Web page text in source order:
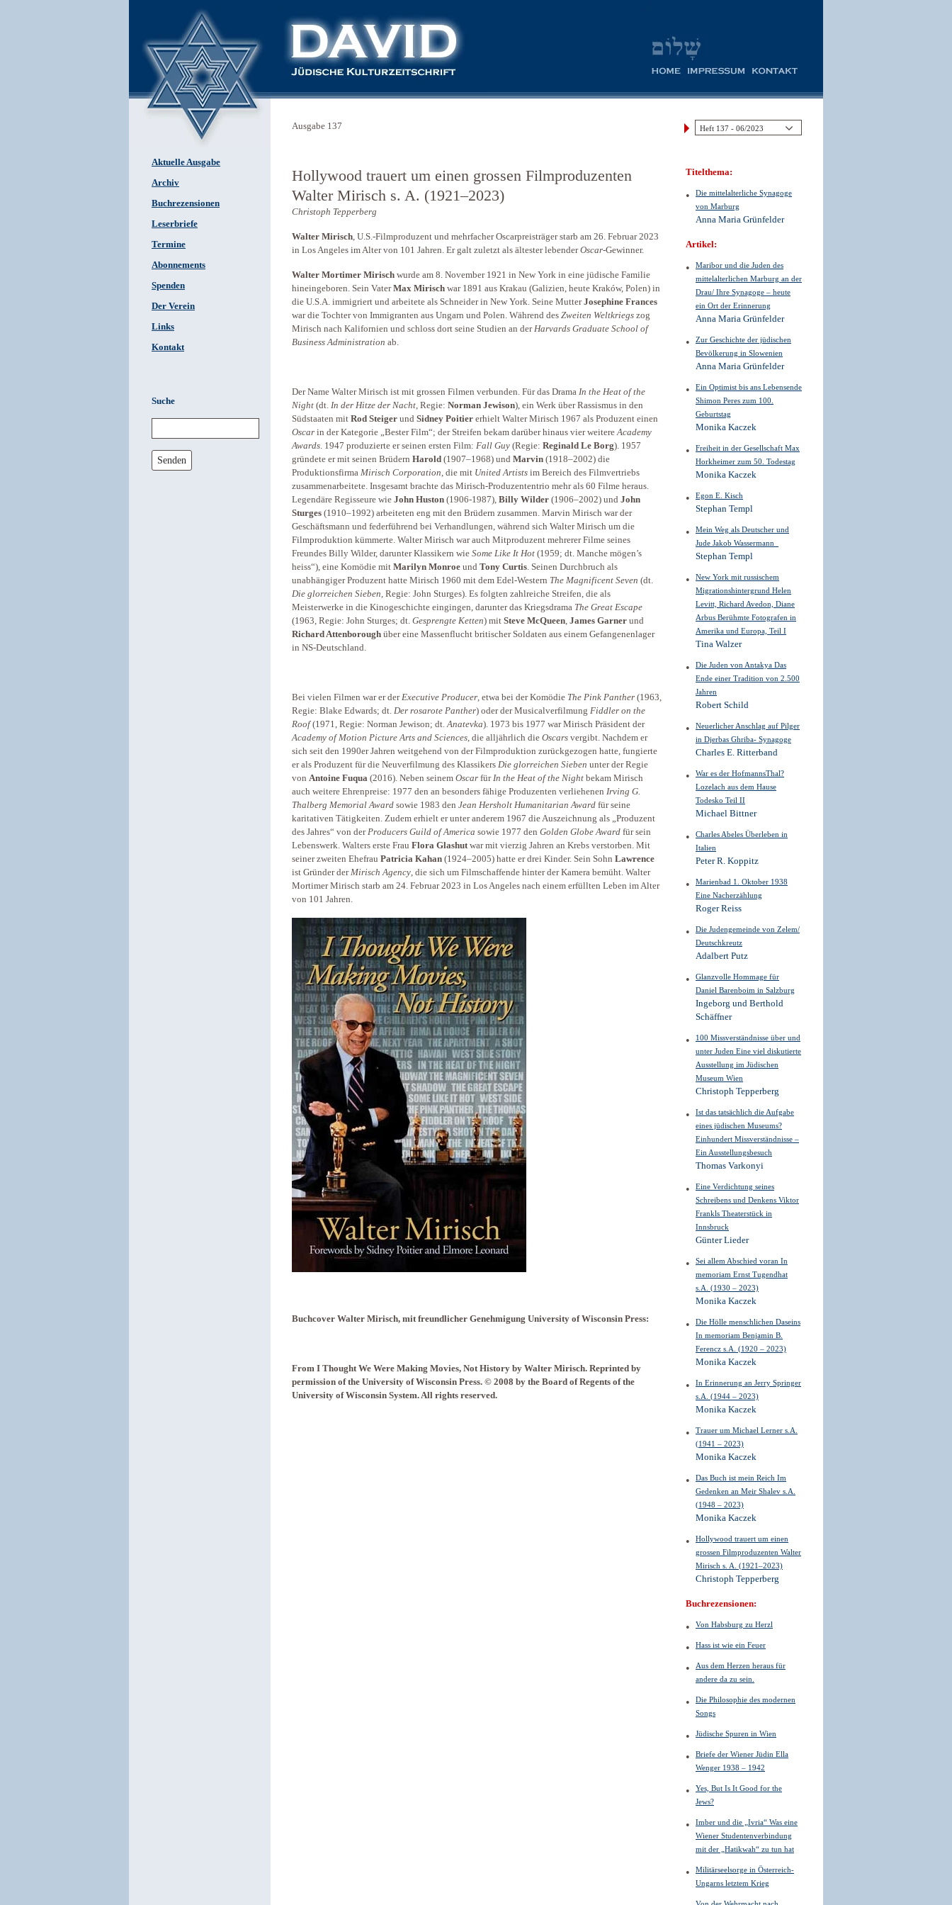
Aktuelle Ausgabe
Archiv
Buchrezensionen
Leserbriefe
Termine
Abonnements
Spenden
Der Verein
Links
Kontakt
Suche
Senden
Ausgabe 137
Hollywood trauert um einen grossen Filmproduzenten
Walter Mirisch s. A. (1921–2023)
Christoph Tepperberg
Walter Mirisch, U.S.-Filmproduzent und mehrfacher Oscarpreisträger starb am 26. Februar 2023
in Los Angeles im Alter von 101 Jahren. Er galt zuletzt als ältester lebenderOscar-Gewinner.
Walter Mortimer Mirisch wurde am 8. November 1921 in New York in eine jüdische Familie
hineingeboren. Sein VaterMax Mirisch war 1891 aus Krakau (Galizien, heute Kraków, Polen) in
die U.S.A. immigriert und arbeitete als Schneider in New York. Seine MutterJosephine Frances
war die Tochter von Immigranten aus Ungarn und Polen. Während des Zweiten Weltkriegs zog
Mirisch nach Kalifornien und schloss dort seine Studien an derHarvards Graduate School of
Business Administration ab.
Der Name Walter Mirisch ist mit grossen Filmen verbunden. Für das Drama In the Heat of the
Night (dt. In der Hitze der Nacht, Regie: Norman Jewison), ein Werk über Rassismus in den
Südstaaten mit Rod Steiger und Sidney Poitier erhielt Walter Mirisch 1967 als Produzent einen
Oscar in der Kategorie „Bester Film“; der Streifen bekam darüber hinaus vier weitereAcademy
Awards. 1947 produzierte er seinen ersten Film: Fall Guy (Regie: Reginald Le Borg). 1957
gründete er mit seinen Brüdern Harold (1907–1968) und Marvin (1918–2002) die
Produktionsfirma Mirisch Corporation, die mit United Artists im Bereich des Filmvertriebs
zusammenarbeitete. Insgesamt brachte das Mirisch-Produzententrio mehr als 60 Filme heraus.
Legendäre Regisseure wie John Huston (1906-1987), Billy Wilder (1906–2002) und John
Sturges (1910–1992) arbeiteten eng mit den Brüdern zusammen. Marvin Mirisch war der
Geschäftsmann und federführend bei Verhandlungen, während sich Walter Mirisch um die
Filmproduktion kümmerte. Walter Mirisch war auch Mitproduzent mehrerer Filme seines
Freundes Billy Wilder, darunter Klassikern wie Some Like It Hot (1959; dt. Manche mögen’s
heiss“), eine Komödie mit Marilyn Monroe und Tony Curtis. Seinen Durchbruch als
unabhängiger Produzent hatte Mirisch 1960 mit dem Edel-Western The Magnificent Seven (dt.
Die glorreichen Sieben, Regie: John Sturges). Es folgten zahlreiche Streifen, die als
Meisterwerke in die Kinogeschichte eingingen, darunter das Kriegsdrama The Great Escape
(1963, Regie: John Sturges; dt. Gesprengte Ketten) mit Steve McQueen, James Garner und
Richard Attenborough über eine Massenflucht britischer Soldaten aus einem Gefangenenlager
in NS-Deutschland.
Bei vielen Filmen war er derExecutive Producer, etwa bei der Komödie The Pink Panther (1963,
Regie: Blake Edwards; dt. Der rosarote Panther) oder der Musicalverfilmung Fiddler on the
Roof(1971, Regie: Norman Jewison; dt.Anatevka). 1973 bis 1977 war Mirisch Präsident der
Academy of Motion Picture Arts and Sciences, die alljährlich die Oscars vergibt. Nachdem er
sich seit den 1990er Jahren weitgehend von der Filmproduktion zurückgezogen hatte, fungierte
er als Produzent für die Neuverfilmung des Klassikers Die glorreichen Sieben unter der Regie
von Antoine Fuqua (2016). Neben seinem Oscar fürIn the Heat of the Night bekam Mirisch
auch weitere Ehrenpreise: 1977 den an besonders fähige Produzenten verliehenen Irving G.
Thalberg Memorial Award sowie 1983 den Jean Hersholt Humanitarian Award für seine
karitativen Tätigkeiten. Zudem erhielt er unter anderem 1967 die Auszeichnung als „Produzent
des Jahres“ von derProducers Guild of America sowie 1977 den Golden Globe Award für sein
Lebenswerk. Walters erste Frau Flora Glashutwar mit vierzig Jahren an Krebs verstorben. Mit
seiner zweiten Ehefrau Patricia Kahan (1924–2005) hatte er drei Kinder. Sein Sohn Lawrence
ist Gründer derMirisch Agency, die sich um Filmschaffende hinter der Kamera bemüht. Walter
Mortimer Mirisch starb am 24. Februar 2023 in Los Angeles nach einem erfüllten Leben im Alter
von 101 Jahren.
Buchcover Walter Mirisch, mit freundlicher Genehmigung University of Wisconsin Press:
From I Thought We Were Making Movies, Not History by Walter Mirisch. Reprinted by
permission of the University of Wisconsin Press. © 2008 by the Board of Regents of the
University of Wisconsin System. All rights reserved.
Titelthema:
Die mittelalterliche Synagoge
von Marburg
Anna Maria Grünfelder
Artikel:
Maribor und die Juden des
mittelalterlichen Marburg an der
Drau/ Ihre Synagoge – heute
ein Ort der Erinnerung
Anna Maria Grünfelder
Zur Geschichte der jüdischen
Bevölkerung in Slowenien
Anna Maria Grünfelder
Ein Optimist bis ans Lebensende
Shimon Peres zum 100.
Geburtstag
Monika Kaczek
Freiheit in der Gesellschaft Max
Horkheimer zum 50. Todestag
Monika Kaczek
Egon E. Kisch
Stephan Templ
Mein Weg als Deutscher und
Jude Jakob Wassermann
Stephan Templ
New York mit russischem
Migrationshintergrund Helen
Levitt, Richard Avedon, Diane
Arbus Berühmte Fotografen in
Amerika und Europa, Teil I
Tina Walzer
Die Juden von Antakya Das
Ende einer Tradition von 2.500
Jahren
Robert Schild
Neuerlicher Anschlag auf Pilger
in Djerbas Ghriba- Synagoge
Charles E. Ritterband
War es der HofmannsThal?
Lozelach aus dem Hause
Todesko Teil II
Michael Bittner
Charles Abeles Überleben in
Italien
Peter R. Koppitz
Marienbad 1. Oktober 1938
Eine Nacherzählung
Roger Reiss
Die Judengemeinde von Zelem/
Deutschkreutz
Adalbert Putz
Glanzvolle Hommage für
Daniel Barenboim in Salzburg
Ingeborg und Berthold
Schäffner
100 Missverständnisse über und
unter Juden Eine viel diskutierte
Ausstellung im Jüdischen
Museum Wien
Christoph Tepperberg
Ist das tatsächlich die Aufgabe
eines jüdischen Museums?
Einhundert Missverständnisse –
Ein Ausstellungsbesuch
Thomas Varkonyi
Eine Verdichtung seines
Schreibens und Denkens Viktor
Frankls Theaterstück in
Innsbruck
Günter Lieder
Sei allem Abschied voran In
memoriam Ernst Tugendhat
s.A. (1930 – 2023)
Monika Kaczek
Die Hölle menschlichen Daseins
In memoriam Benjamin B.
Ferencz s.A. (1920 – 2023)
Monika Kaczek
In Erinnerung an Jerry Springer
s.A. (1944 – 2023)
Monika Kaczek
Trauer um Michael Lerner s.A.
(1941 – 2023)
Monika Kaczek
Das Buch ist mein Reich Im
Gedenken an Meir Shalev s.A.
(1948 – 2023)
Monika Kaczek
Hollywood trauert um einen
grossen Filmproduzenten Walter
Mirisch s. A. (1921–2023)
Christoph Tepperberg
Buchrezensionen:
Von Habsburg zu Herzl
Hass ist wie ein Feuer
Aus dem Herzen heraus für
andere da zu sein.
Die Philosophie des modernen
Songs
Jüdische Spuren in Wien
Briefe der Wiener Jüdin Ella
Wenger 1938 – 1942
Yes, But Is It Good for the
Jews?
Imber und die „Ivria“ Was eine
Wiener Studentenverbindung
mit der „Hatikwah“ zu tun hat
Militärseelsorge in Österreich-
Ungarns letztem Krieg